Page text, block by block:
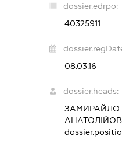
dossier.edrpo:
40325911
08.03.16
dossier.heads:
ЗАМИРАЙЛО